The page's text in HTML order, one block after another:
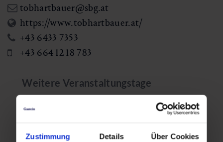
Zustimmung Details Über Cookies
tobhartbauer@sbg.at
https://www.tobhartbauer.at/
+43 6433 7353
+43 664 12 18 783
Weitere Veranstaltungstage
11.08.2026 18.08.2026